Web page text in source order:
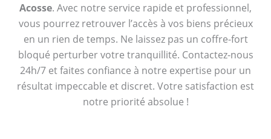
Acosse. Avec notre service rapide et professionnel,
vous pourrez retrouver l’accès à vos biens précieux
en un rien de temps. Ne laissez pas un coffre-fort
bloqué perturber votre tranquillité. Contactez-nous
24h/7 et faites confiance à notre expertise pour un
résultat impeccable et discret. Votre satisfaction est
notre priorité absolue !